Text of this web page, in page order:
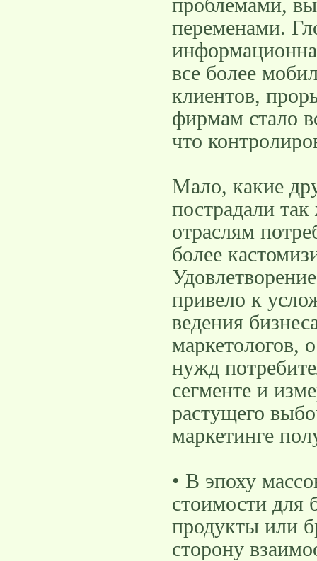
проблемами,
переменами.
все более
клиентов,
фирмам стало
что
Мало, какие
пострадали
отраслям
более
привело к
ведения
маркетологов,
нужд
сегменте и
растущего
маркетинге
• В эпоху
стоимости для
продукты или
сторону